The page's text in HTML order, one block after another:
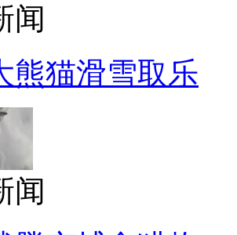
闻
熊猫滑雪取乐
闻